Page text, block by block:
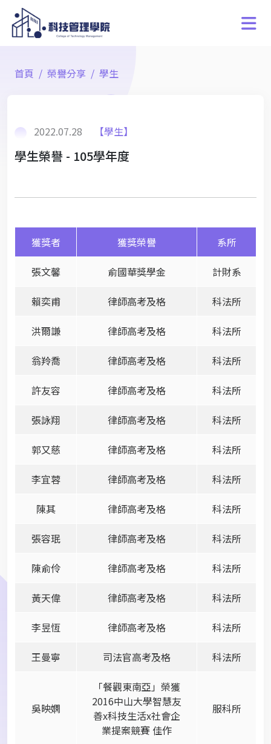
首頁 榮譽分享 學生
2022.07.28 【學生】
學生榮譽 - 105學年度
獲獎者 獲獎榮譽 系所
張文馨 俞國華獎學金 計財系
賴奕甫 律師高考及格 科法所
洪爾謙 律師高考及格 科法所
翁羚喬 律師高考及格 科法所
許友容 律師高考及格 科法所
張詠翔 律師高考及格 科法所
郭又慈 律師高考及格 科法所
李宜蓉 律師高考及格 科法所
陳其 律師高考及格 科法所
張容珉 律師高考及格 科法所
陳俞伶 律師高考及格 科法所
黃天偉 律師高考及格 科法所
李昱恆 律師高考及格 科法所
王曼寧 司法官高考及格 科法所
吳映嫻
「餐觀東南亞」榮獲
2016中山大學智慧友
善x科技生活x社會企
業提案競賽 佳作
服科所